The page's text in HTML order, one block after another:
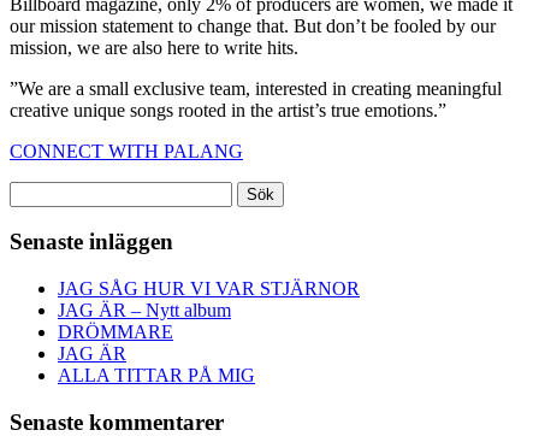
our mission statement to change that. But don’t be fooled by our
mission, we are also here to write hits.
”We are a small exclusive team, interested in creating meaningful
creative unique songs rooted in the artist’s true emotions.”
CONNECT WITH PALANG
efter:
Senaste inläggen
JAG SÅG HUR VI VAR STJÄRNOR
JAG ÄR – Nytt album
DRÖMMARE
JAG ÄR
ALLA TITTAR PÅ MIG
Senaste kommentarer